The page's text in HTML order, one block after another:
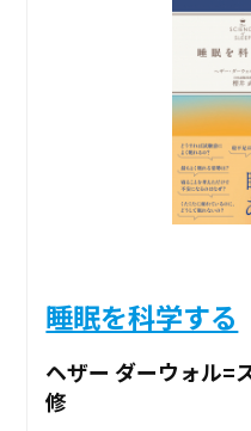
睡眠を科学する
ヘザー ダーウォル
修